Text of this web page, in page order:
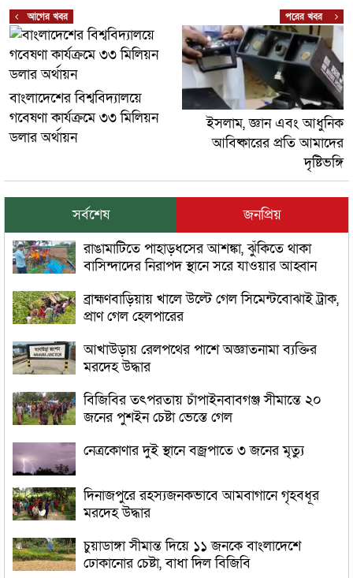
আগের খবর
বাংলাদেশের বিশ্ববিদ্যালয়ে
গবেষণা কার্যক্রমে ৩৩ মিলিয়ন
ডলার অর্থায়ন
পরের খবর
ইসলাম, জ্ঞান এবং আধুনিক
আবিষ্কারের প্রতি আমাদের
দৃষ্টিভঙ্গি
সর্বশেষ
জনপ্রিয়
রাঙামাটিতে পাহাড়ধসের আশঙ্কা, ঝুঁকিতে থাকা
বাসিন্দাদের নিরাপদ স্থানে সরে যাওয়ার আহ্বান
ব্রাহ্মণবাড়িয়ায় খালে উল্টে গেল সিমেন্টবোঝাই ট্রাক,
প্রাণ গেল হেলপারের
আখাউড়ায় রেলপথের পাশে অজ্ঞাতনামা ব্যক্তির
মরদেহ উদ্ধার
বিজিবির তৎপরতায় চাঁপাইনবাবগঞ্জ সীমান্তে ২০
জনের পুশইন চেষ্টা ভেস্তে গেল
নেত্রকোণার দুই স্থানে বজ্রপাতে ৩ জনের মৃত্যু
দিনাজপুরে রহস্যজনকভাবে আমবাগানে গৃহবধূর
মরদেহ উদ্ধার
চুয়াডাঙ্গা সীমান্ত দিয়ে ১১ জনকে বাংলাদেশে
ঢোকানোর চেষ্টা, বাধা দিল বিজিবি